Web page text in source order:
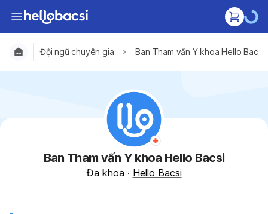
Đội ngũ chuyên gia Ban Tham vấn Y khoa Hello Bacsi
Ban Tham vấn Y khoa Hello Bacsi
Đa khoa · Hello Bacsi